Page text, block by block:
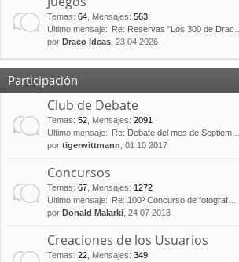
Temas: 64 Mensajes: 563
Último mensaje:
Re: Reservas "Los 300 de Drac…
por Draco Ideas , 23 04 2026
Participación
Club de Debate
Temas: 52 Mensajes: 2091
Último mensaje:
Re: Debate del mes de Septiem…
por tigerwittmann , 01 10 2017
Concursos
Temas: 67 Mensajes: 1272
Último mensaje:
Re: 100º Concurso de fotograf…
por Donald Malarki , 24 07 2018
Creaciones de los Usuarios
Temas: 22 Mensajes: 349